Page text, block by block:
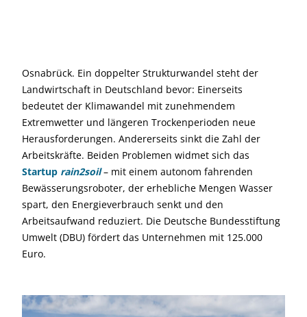
Osnabrück. Ein doppelter Strukturwandel steht der
Landwirtschaft in Deutschland bevor: Einerseits
bedeutet der Klimawandel mit zunehmendem
Extremwetter und längeren Trockenperioden neue
Herausforderungen. Andererseits sinkt die Zahl der
Arbeitskräfte. Beiden Problemen widmet sich das
Startup rain2soil– mit einem autonom fahrenden
Bewässerungsroboter, der erhebliche Mengen Wasser
spart, den Energieverbrauch senkt und den
Arbeitsaufwand reduziert. Die Deutsche Bundesstiftung
Umwelt (DBU) fördert das Unternehmen mit 125.000
Euro.